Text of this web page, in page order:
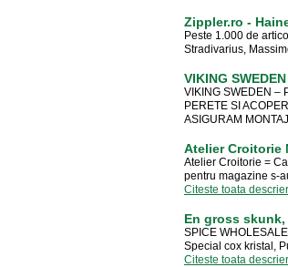
Zippler.ro -
Peste 1.000 de
Stradivarius,
VIKING
VIKING SWEDEN –
PERETE SI
ASIGURAM
Atelier Croitorie
Atelier Croitorie =
pentru magazine s-
Citeste toata
En gross
SPICE
Special cox kristal,
Citeste toata